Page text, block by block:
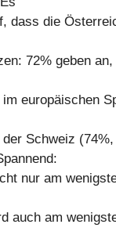
dass die
72% geben
europäischen
Schweiz
nur am
auch am